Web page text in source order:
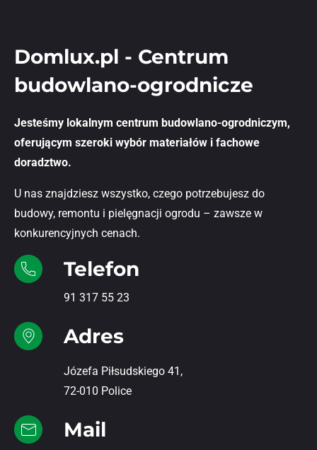
Domlux.pl - Centrum
budowlano-ogrodnicze
Jesteśmy lokalnym centrum budowlano-ogrodniczym,
oferującym szeroki wybór materiałów i fachowe
doradztwo.
U nas znajdziesz wszystko, czego potrzebujesz do
budowy, remontu i pielęgnacji ogrodu – zawsze w
konkurencyjnych cenach.
Telefon
91 317 55 23
Adres
Józefa Piłsudskiego 41,
72-010 Police
Mail